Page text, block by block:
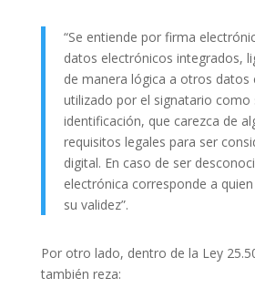
“Se entiende por firma
datos electrónicos integrados,
de manera lógica a otros datos
utilizado por el signatario como
identificación, que carezca de
requisitos legales para ser
digital. En caso de ser
electrónica corresponde a
su validez”.
Por otro lado, dentro de la Ley
también reza: